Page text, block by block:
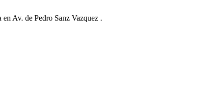
Av. de Pedro Sanz Vazquez .